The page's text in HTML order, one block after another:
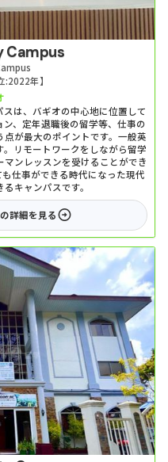
Campus
:2022年】
は、バギオの中心地に位置して
、定年退職後の留学等、仕事の
が最大のポイントです。一般英
リモートワークをしながら留学
ンレッスンを受けることができ
仕事ができる時代になった現代
キャンパスです。
の詳細を見る